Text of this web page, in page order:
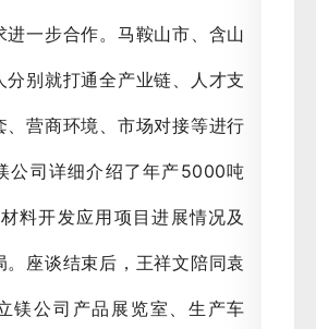
进一步合作。马鞍山市、含山
分别就打通全产业链、人才支
、营商环境、市场对接等进行
公司详细介绍了年产5000吨
料开发应用项目进展情况及
。座谈结束后，王祥文陪同袁
镁公司产品展览室、生产车